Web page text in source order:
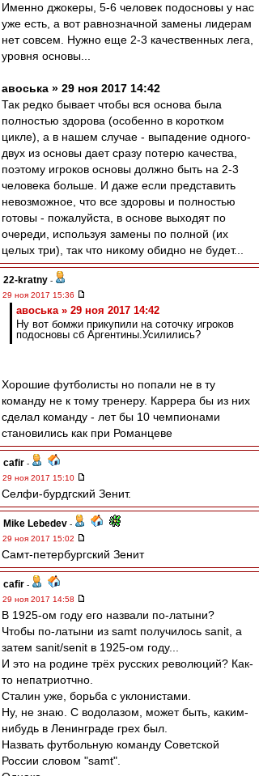
Именно джокеры, 5-6 человек подосновы у нас
уже есть, а вот равнозначной замены лидерам
нет совсем. Нужно еще 2-3 качественных лега,
уровня основы...
авоська » 29 ноя 2017 14:42
Так редко бывает чтобы вся основа была
полностью здорова (особенно в коротком
цикле), а в нашем случае - выпадение одного-
двух из основы дает сразу потерю качества,
поэтому игроков основы должно быть на 2-3
человека больше. И даже если представить
невозможное, что все здоровы и полностью
готовы - пожалуйста, в основе выходят по
очереди, используя замены по полной (их
целых три), так что никому обидно не будет...
22-kratny -
29 ноя 2017 15:36
авоська » 29 ноя 2017 14:42
Ну вот бомжи прикупили на соточку игроков
подосновы сб Аргентины.Усилились?
Хорошие футболисты но попали не в ту
команду не к тому тренеру. Каррера бы из них
сделал команду - лет бы 10 чемпионами
становились как при Романцеве
cafir -
29 ноя 2017 15:10
Селфи-бурдгский Зенит.
Mike Lebedev -
29 ноя 2017 15:02
Самт-петербургский Зенит
cafir -
29 ноя 2017 14:58
В 1925-ом году его назвали по-латыни?
Чтобы по-латыни из samt получилось sanit, а
затем sanit/senit в 1925-ом году...
И это на родине трёх русских революций? Как-
то непатриотчно.
Сталин уже, борьба с уклонистами.
Ну, не знаю. С водолазом, может быть, каким-
нибудь в Ленинграде грех был.
Назвать футбольную команду Советской
России словом "samt".